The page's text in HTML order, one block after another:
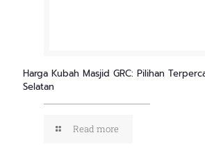
Harga Kubah Masjid GRC: Pilihan
Selatan
Read more